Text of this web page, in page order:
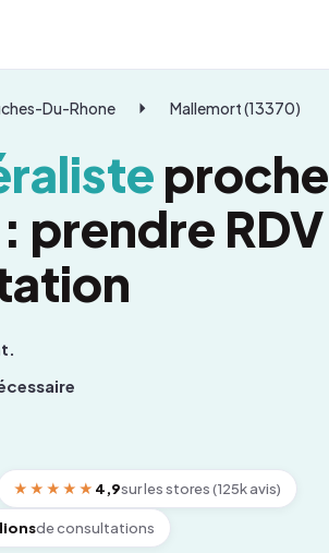
Du-Rhone Mallemort (13370)
proche
prendre RDV
★★★★★ 4,9sur les stores (125k avis)
de consultations